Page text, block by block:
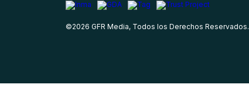
©2026 GFR Media, Todos los Derechos Reservados.